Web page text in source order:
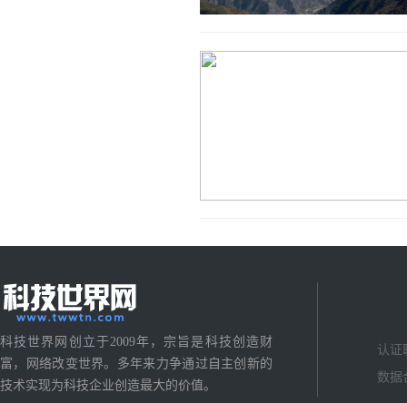
科技世界网创立于2009年，宗旨是科技创造财
富，网络改变世界。多年来力争通过自主创新的
技术实现为科技企业创造最大的价值。
认证
数据